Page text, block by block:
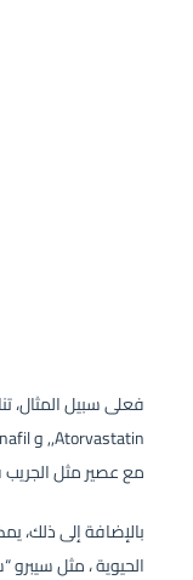
,Atorvastatin, و Viagra ,Sildenafil,
مع عصير مثل الجريب
بالإضافة إلى ذلك،
الحيوية ، مثل